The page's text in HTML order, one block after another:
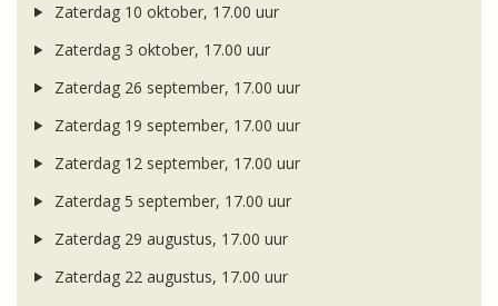
Zaterdag 10 oktober, 17.00 uur
Zaterdag 3 oktober, 17.00 uur
Zaterdag 26 september, 17.00 uur
Zaterdag 19 september, 17.00 uur
Zaterdag 12 september, 17.00 uur
Zaterdag 5 september, 17.00 uur
Zaterdag 29 augustus, 17.00 uur
Zaterdag 22 augustus, 17.00 uur